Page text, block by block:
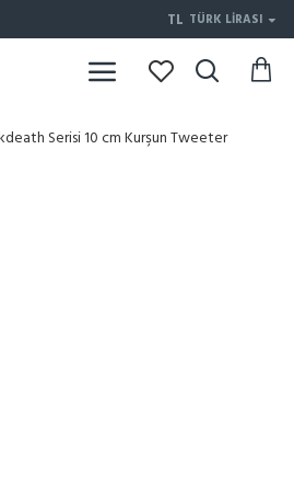
TL TÜRK LIRASI